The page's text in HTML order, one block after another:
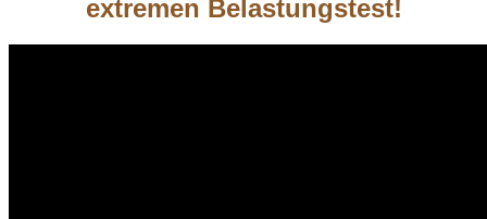
extremen Belastungstest!